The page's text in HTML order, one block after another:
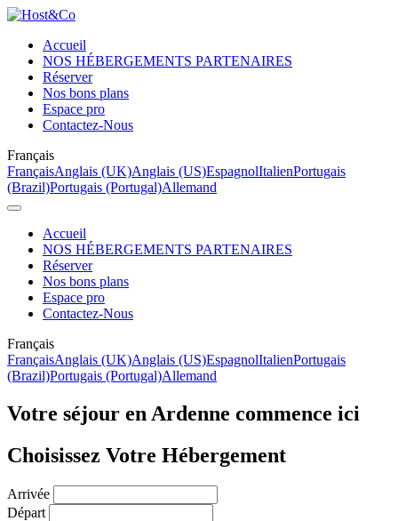
Accueil
NOS HÉBERGEMENTS PARTENAIRES
Réserver
Nos bons plans
Espace pro
Contactez-Nous
Français
FrançaisAnglais (UK)Anglais (US)EspagnolItalienPortugais
(Brazil)Portugais (Portugal)Allemand
Accueil
NOS HÉBERGEMENTS PARTENAIRES
Réserver
Nos bons plans
Espace pro
Contactez-Nous
Français
FrançaisAnglais (UK)Anglais (US)EspagnolItalienPortugais
(Brazil)Portugais (Portugal)Allemand
Votre séjour en Ardenne commence ici
Choisissez Votre Hébergement
Arrivée
Départ